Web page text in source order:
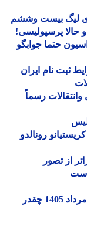
لیگ بیست وششم
پرسپولیسی!
حتما جوابگو
نام ایران
رسماً
رونالدو
تصور
یارانه معیشتی مرداد؛ خانواده 3 نفره دهک 4 مرداد 1405 چقدر